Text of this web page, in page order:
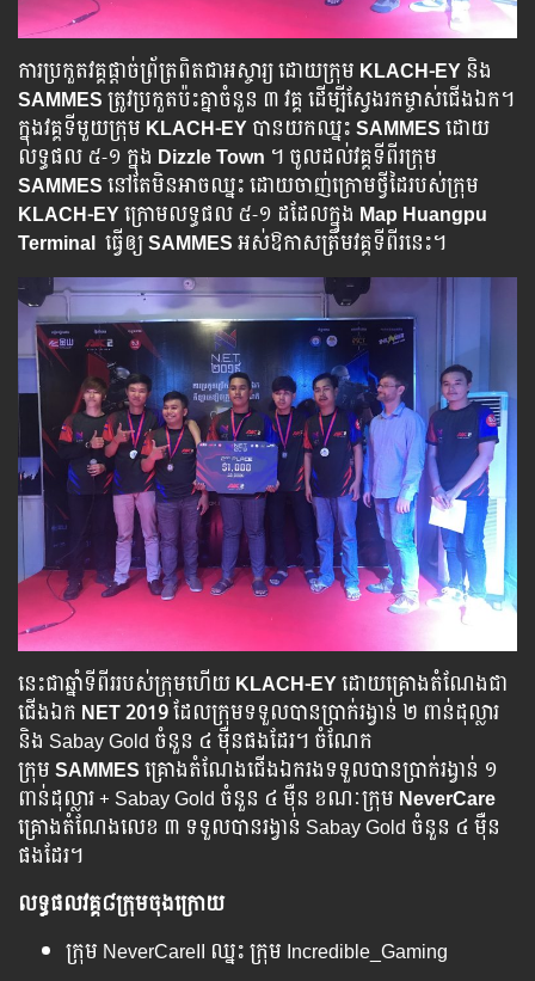
ការ​ប្រកួត​វគ្គ​ផ្តាច់​ព្រ័ត្រ​ពិតជា​អស្ចារ្យ ​ដោយ​​ក្រុម KLACH-EY និង
SAMMESត្រូវ​ប្រកួតប៉ះគ្នា​ចំនួន ៣ វគ្គ ដើម្បី​ស្វែង​រក​ម្ចាស់​ជើង​ឯក។
ក្នុង​វគ្គ​ទី​មួយ​ក្រុម KLACH-EYបាន​យក​ឈ្នះ​SAMMESដោយ​
លទ្ធផល ៥-១ ក្នុង Dizzle Town ។ ចូល​ដល់​វគ្គ​ទី​ពីរ​​ក្រុម
SAMMESនៅ​តែ​មិន​អាច​​ឈ្នះ ដោយ​ចាញ់​ក្រោម​ថ្វី​ដៃ​របស់ក្រុម
KLACH-EYក្រោម​លទ្ធផល ៥-១ ដដែលក្នុង Map Huangpu
Terminal ធ្វើ​ឲ្យ​SAMMESអស់​ឱកាស​ត្រឹមវគ្គទីពីរនេះ។
នេះ​ជា​ឆ្នាំ​ទីពីរ​របស់ក្រុមហើយKLACH-EYដោយគ្រោង​តំណែងជា​
ជើង​ឯក​ NET 2019ដែល​ក្រុម​ទទួល​បាន​ប្រាក់​រង្វាន់ ២ ពាន់​ដុល្លារ
និង​ Sabay Gold ចំនួន ៤ ម៉ឺន​ផង​ដែរ។ ចំណែក​
ក្រុមSAMMESគ្រោង​តំណែង​ជើង​ឯក​រង​ទទួល​បាន​ប្រាក់​រង្វាន់​ ១
ពាន់​ដុល្លារ + Sabay Gold ចំនួន ៤ ម៉ឺន ខណៈ​ក្រុម NeverCare
គ្រោង​តំណែង​លេខ ៣ ទទួល​បាន​រង្វាន់ Sabay Gold ចំនួន ៤ ម៉ឺន
ផងដែរ។
លទ្ធផល​វគ្គ​​​៨​ក្រុម​ចុង​ក្រោយ​
ក្រុម​ NeverCareII ឈ្នះ ក្រុម​ Incredible_Gaming